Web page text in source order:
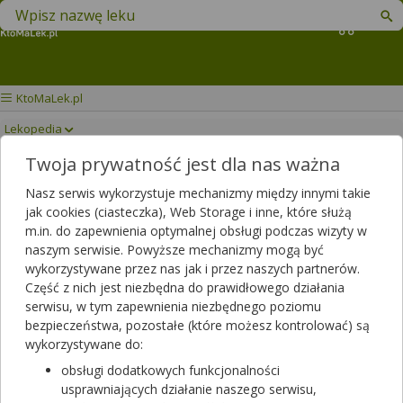
Koszyk
Znajdź lek w swojej okolicy
KtoMaLek.pl
Lekopedia
ALINESS PANAX
GINSENG
Drukuj/Zapisz
Twoja prywatność jest dla nas ważna
Nasz serwis wykorzystuje mechanizmy między innymi takie
jak cookies (ciasteczka), Web Storage i inne, które służą
m.in. do zapewnienia optymalnej obsługi podczas wizyty w
naszym serwisie. Powyższe mechanizmy mogą być
wykorzystywane przez nas jak i przez naszych partnerów.
Część z nich jest niezbędna do prawidłowego działania
serwisu, w tym zapewnienia niezbędnego poziomu
bezpieczeństwa, pozostałe (które możesz kontrolować) są
wykorzystywane do:
obsługi dodatkowych funkcjonalności
usprawniających działanie naszego serwisu,